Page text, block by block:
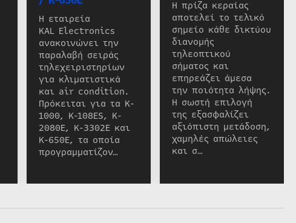
Η εταιρεία
KAL Electronics
ανακοινώνει την
παραλαβή σειράς
τηλεχειριστηρίων
για κλιματιστικά
και air condition.
Πρόκειται για τα K-
1000, K-108ES, K-
2080E, K-3302E και
K-650E, τα οποία
προγραμματίζον…
Η πρίζα κεραίας
αποτελεί το τελικό
σημείο κάθε δικτύου
διανομής
τηλεοπτικού
σήματος και
επηρεάζει άμεσα
την ποιότητα λήψης.
Η σωστή επιλογή
της εξασφαλίζει
αξιόπιστη μετάδοση,
χαμηλές απώλειες
και σ…